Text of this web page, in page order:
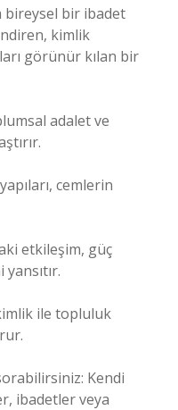
bireysel bir ibadet
kimlik
görünür kılan bir
adalet ve
cemlerin
etkileşim, güç
ile topluluk
Kendi
ibadetler veya